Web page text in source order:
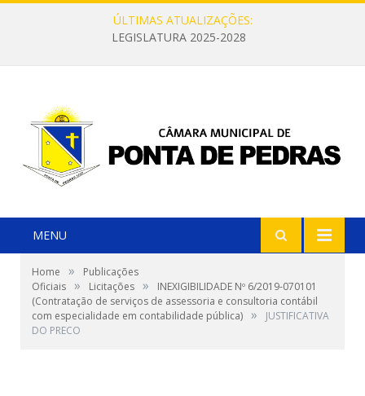
ÚLTIMAS ATUALIZAÇÕES:
LEGISLATURA 2025-2028
MENU
Home »
Publicações
Oficiais » Licitações »
INEXIGIBILIDADE Nº 6/2019-070101
(Contratação de serviços de assessoria e consultoria contábil
com especialidade em contabilidade pública) »
JUSTIFICATIVA
DO PRECO